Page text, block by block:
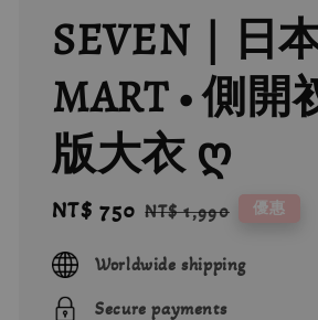
SEVEN｜日
MART • 側
版大衣 ღ
Sale
NT$ 750 Regular
NT$ 1,990 優惠
Worldwide shipping
Secure payments